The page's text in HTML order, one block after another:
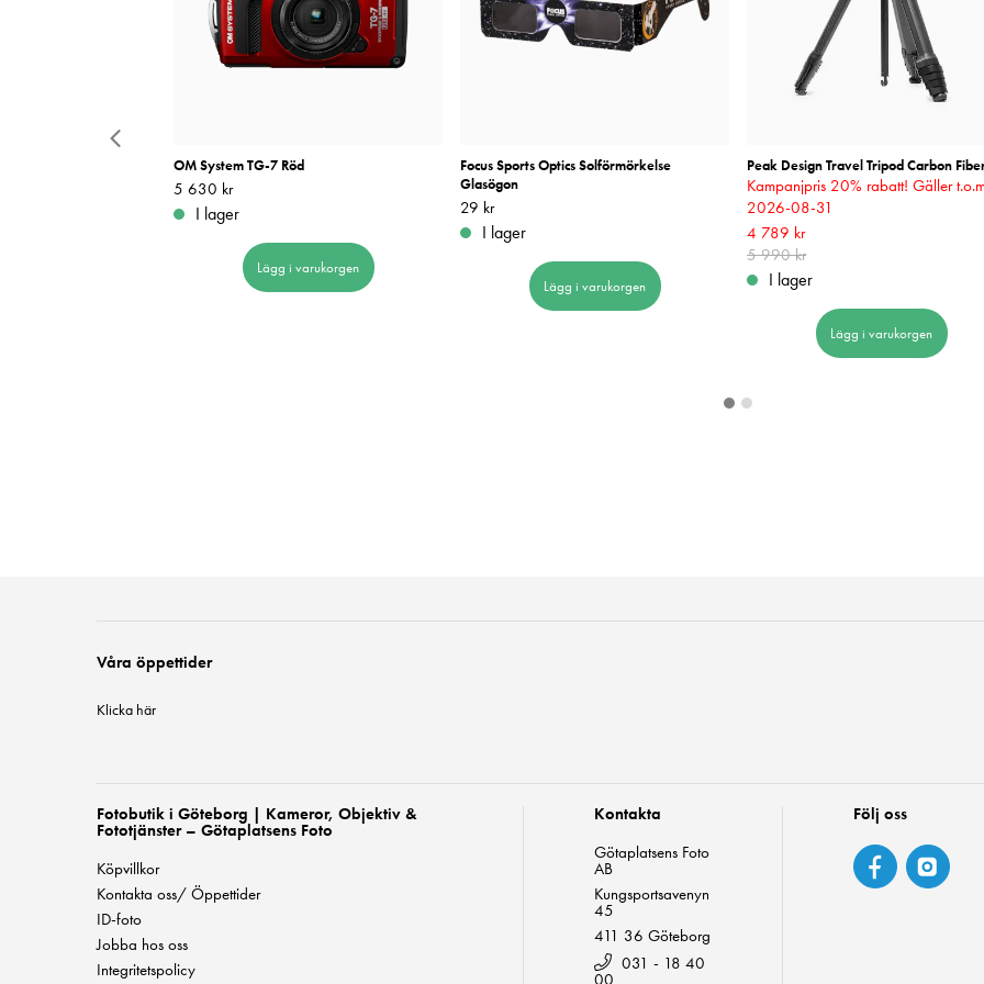
OM System TG-7 Röd
Pris:5 630 kr
5 630 kr
I lager
Lägg i varukorgen
Focus Sports Optics Solförmörkelse
Glasögon
Pris :29 kr
29 kr
I lager
Lägg i varukorgen
Peak Design Travel Tripod Carbon
Kampanjpris 20% rabatt! Gäller
2026-08-31
Nuvarande pris
5 990 kr
4 789 kr
5 990 kr
I lager
Lägg i varukorgen
Våra öppettider
Klicka här
Fotobutik i Göteborg | Kameror, Objektiv &
Fototjänster – Götaplatsens Foto
Köpvillkor
Kontakta oss/ Öppettider
ID-foto
Jobba hos oss
Integritetspolicy
Kontakta
Götaplatsens Foto
AB
Kungsportsavenyn
45
411 36 Göteborg
031 - 18 40
Följ oss